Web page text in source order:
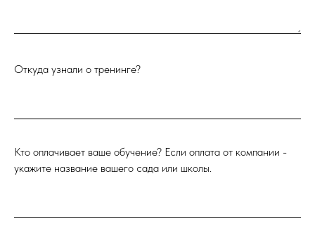
Откуда узнали о тренинге?
Кто оплачивает ваше обучение? Если оплата от компании -
укажите название вашего сада или школы.